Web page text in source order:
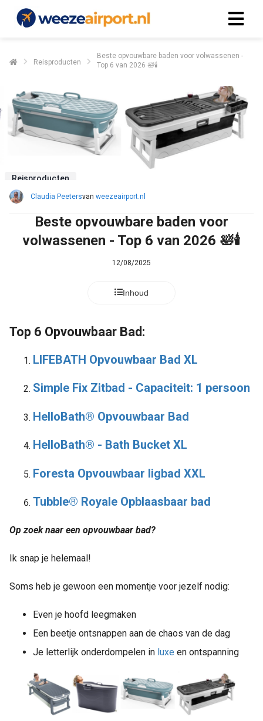
Reisproducten
Beste opvouwbare baden voor volwassenen -
Top 6 van 2026 🛀🕯️
Reisproducten
Claudia Peetersvan weezeairport.nl
Beste opvouwbare baden voor
volwassenen - Top 6 van 2026 🛀🕯️
12/08/2025
Inhoud
Top 6 Opvouwbaar Bad:
LIFEBATH Opvouwbaar Bad XL
Simple Fix Zitbad - Capaciteit: 1 persoon
HelloBath® Opvouwbaar Bad
HelloBath® - Bath Bucket XL
Foresta Opvouwbaar ligbad XXL
Tubble® Royale Opblaasbaar bad
Op zoek naar een opvouwbaar bad?
Ik snap je helemaal!
Soms heb je gewoon een momentje voor jezelf nodig:
Even je hoofd leegmaken
Een beetje ontsnappen aan de chaos van de dag
Je letterlijk onderdompelen in luxe en ontspanning